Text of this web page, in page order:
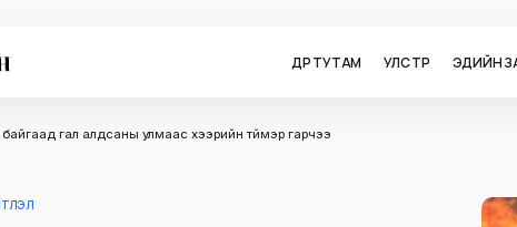
ӨДӨР ТУТАМ УЛС ТӨР ЭДИЙН
гал алдсаны улмаас хээрийн түймэр гарчээ